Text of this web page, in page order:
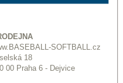
SOFTBALL.cz
18
00 Praha 6 - Dejvice